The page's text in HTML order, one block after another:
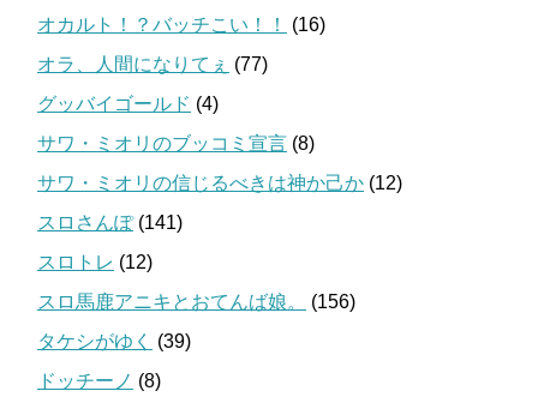
オカルト！？バッチこい！！
(16)
オラ、人間になりてぇ (77)
グッバイゴールド (4)
サワ・ミオリのブッコミ宣言 (8)
サワ・ミオリの信じるべきは神か己か (12)
スロさんぽ(141)
スロトレ (12)
スロ馬鹿アニキとおてんば娘。
(156)
タケシがゆく
(39)
ドッチーノ (8)